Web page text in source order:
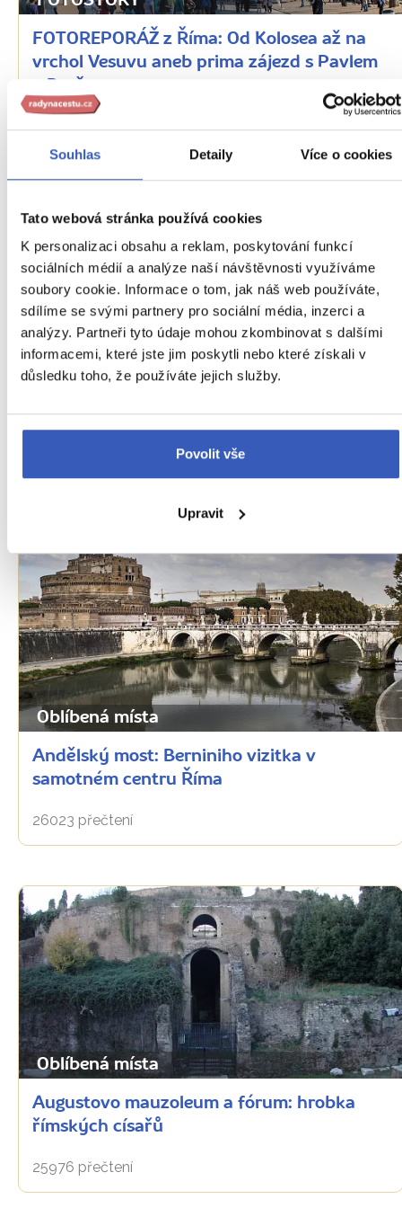
Souhlas Detaily Více o cookies
Tato webová stránka používá cookies
K personalizaci obsahu a reklam, poskytování funkcí
sociálních médií a analýze naší návštěvnosti využíváme
soubory cookie. Informace o tom, jak náš web používáte,
sdílíme se svými partnery pro sociální média, inzerci a
analýzy. Partneři tyto údaje mohou zkombinovat s dalšími
informacemi, které jste jim poskytli nebo které získali v
důsledku toho, že používáte jejich služby.
Povolit vše
Upravit
FOTOREPORÁŽ z Říma: Od Kolosea až na
vrchol Vesuvu aneb prima zájezd s Pavlem
20370 přečtení
Oblíbená místa
Andělský hrad: nádherné pojítko s
Vatikánem
Oblíbená místa
Andělský most: Berniniho vizitka v
samotném centru Říma
26023 přečtení
Oblíbená místa
Augustovo mauzoleum a fórum: hrobka
římských císařů
25976 přečtení